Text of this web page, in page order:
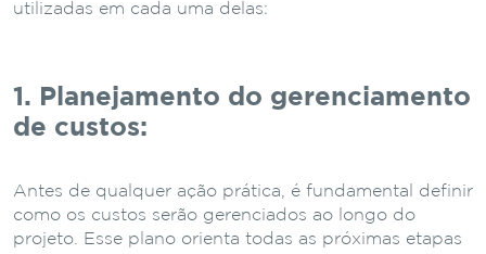
utilizadas em cada uma delas:
1. Planejamento do gerenciamento
de custos:
Antes de qualquer ação prática, é fundamental definir
como os custos serão gerenciados ao longo do
projeto. Esse plano orienta todas as próximas etapas